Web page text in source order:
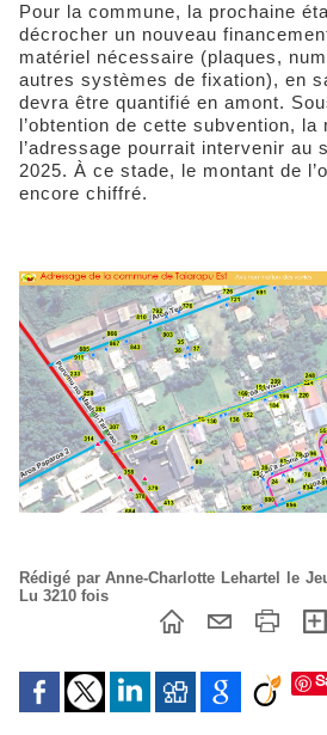
Pour la commune, la prochaine
décrocher un nouveau
matériel nécessaire (plaques,
autres systèmes de fixation), en
devra être quantifié en amont.
l’obtention de cette subvention,
l’adressage pourrait intervenir au
2025. À ce stade, le montant de
encore chiffré.
Rédigé par Anne-Charlotte Lehartel le
Lu 3210 fois